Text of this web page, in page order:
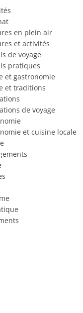
en plein air
et activités
de voyage
pratiques
et gastronomie
et traditions
de voyage
et cuisine locale